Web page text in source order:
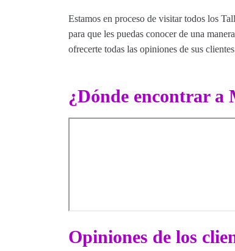
Estamos en proceso de visitar todos los
para que les puedas conocer de una
ofrecerte todas las opiniones de sus
¿Dónde encontrar a
Opiniones de los